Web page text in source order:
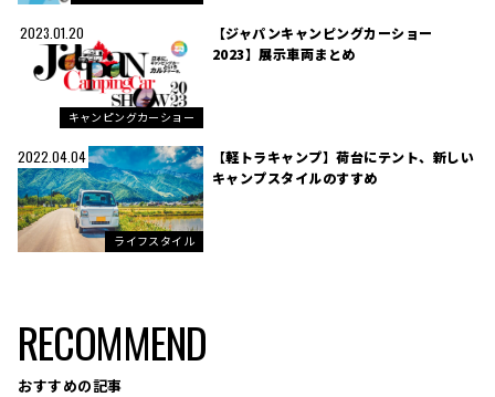
2023.01.20
キャンピングカーショー
【ジャパンキャンピングカーショー
2023】展示車両まとめ
2022.04.04
ライフスタイル
【軽トラキャンプ】荷台にテント、新しい
キャンプスタイルのすすめ
RECOMMEND
おすすめの記事